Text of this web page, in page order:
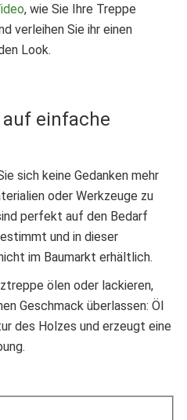
, wie Sie Ihre Treppe
verleihen Sie ihr einen
Look.
einfache
sich keine Gedanken mehr
oder Werkzeuge zu
perfekt auf den Bedarf
und in dieser
im Baumarkt erhältlich.
ölen oder lackieren,
Geschmack überlassen: Öl
des Holzes und erzeugt eine